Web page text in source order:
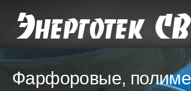
Фарфоровые,